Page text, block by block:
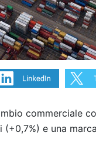
commerciale
e una